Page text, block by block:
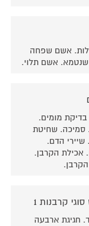
אשם שפחה
אשם תלוי.
בדיקת מומים.
שחיטת
הדם.
אכילת הקרבן.
קרבנות 1
חגיגת ארבעה